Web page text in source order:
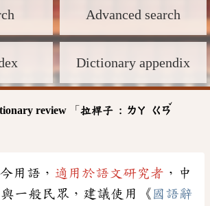
Advanced search
Dictionary appendix
review 「 拉桿子 : ㄌㄚ ㄍㄢ
ˇ
用語， 適用於語文研究者 ，中
一般民眾，建議使用《 國語辭